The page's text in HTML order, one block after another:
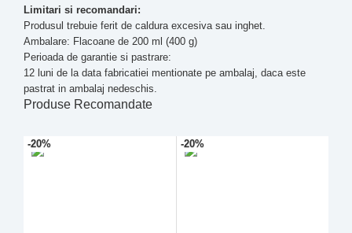
Limitari si recomandari:
Produsul trebuie ferit de caldura excesiva sau inghet.
Ambalare: Flacoane de 200 ml (400 g)
Perioada de garantie si pastrare:
12 luni de la data fabricatiei mentionate pe ambalaj, daca este
pastrat in ambalaj nedeschis.
Produse Recomandate
-20% -20%